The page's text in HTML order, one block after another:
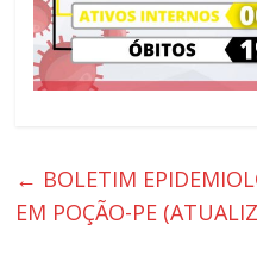
← BOLETIM
EM POÇÃO-PE